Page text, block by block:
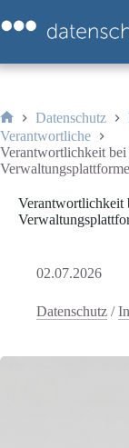
Inhalt
springen
Start
Datenschutz
Verantwortliche
Verantwortlichkeit
Verantwortlichkeit
02.07.2026
Datenschutz /